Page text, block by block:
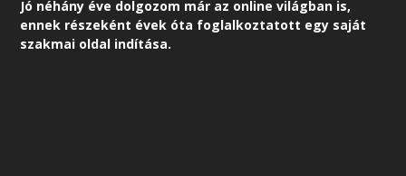
Jó néhány éve dolgozom már az online világban is,
ennek részeként évek óta foglalkoztatott egy saját
szakmai oldal indítása.